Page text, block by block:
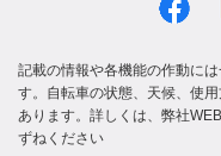
記載の情報や各機能の作動に
す。自転車の状態、天候、使
あります。詳しくは、弊社
ずねください